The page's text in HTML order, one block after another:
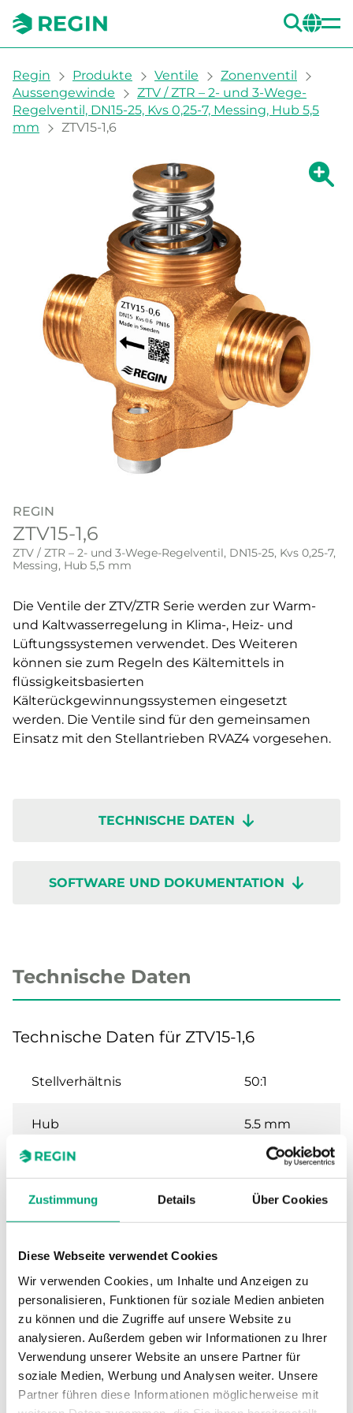
Zustimmung Details Über Cookies
Diese Webseite verwendet Cookies
Wir verwenden Cookies, um Inhalte und Anzeigen zu
personalisieren, Funktionen für soziale Medien anbieten
zu können und die Zugriffe auf unsere Website zu
analysieren. Außerdem geben wir Informationen zu Ihrer
Verwendung unserer Website an unsere Partner für
soziale Medien, Werbung und Analysen weiter. Unsere
Partner führen diese Informationen möglicherweise mit
You are here:
Regin Produkte Ventile
Zonenventil
Aussengewinde
ZTV / ZTR – 2- und 3-Wege-
Regelventil, DN15-25, Kvs 0,25-7, Messing, Hub 5,5
mm
ZTV15-1,6
Zeige
REGIN
ZTV15-1,6
ZTV / ZTR – 2- und 3-Wege-Regelventil, DN15-25, Kvs 0,25-7,
Messing, Hub 5,5 mm
Die Ventile der ZTV/ZTR Serie werden zur Warm-
und Kaltwasserregelung in Klima-, Heiz- und
Lüftungssystemen verwendet. Des Weiteren
können sie zum Regeln des Kältemittels in
flüssigkeitsbasierten
Kälterückgewinnungssystemen eingesetzt
werden. Die Ventile sind für den gemeinsamen
Einsatz mit den Stellantrieben RVAZ4 vorgesehen.
TECHNISCHE DATEN
SOFTWARE UND DOKUMENTATION
Technische Daten
Technische Daten für ZTV15-1,6
Stellverhältnis 50:1
Hub 5.5 mm
Nennweite
Kvs 1.6 m³/h
Max. Differenzdruck
Anschluss G 1/2"
Medientemperatur 1…110 °C
Ventiltyp 2-Wege